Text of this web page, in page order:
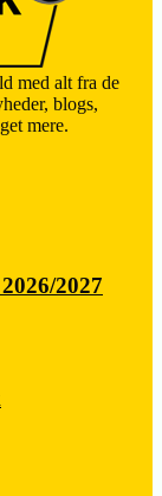
med alt fra de
blogs,
mere.
2027